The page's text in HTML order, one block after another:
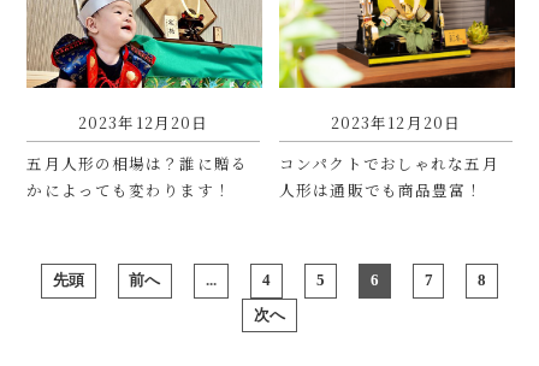
2023年12月20日
五月人形の相場は？誰に贈る
かによっても変わります！
2023年12月20日
コンパクトでおしゃれな五月
人形は通販でも商品豊富！
先頭 前へ ... 4 5 6 7 8
次へ